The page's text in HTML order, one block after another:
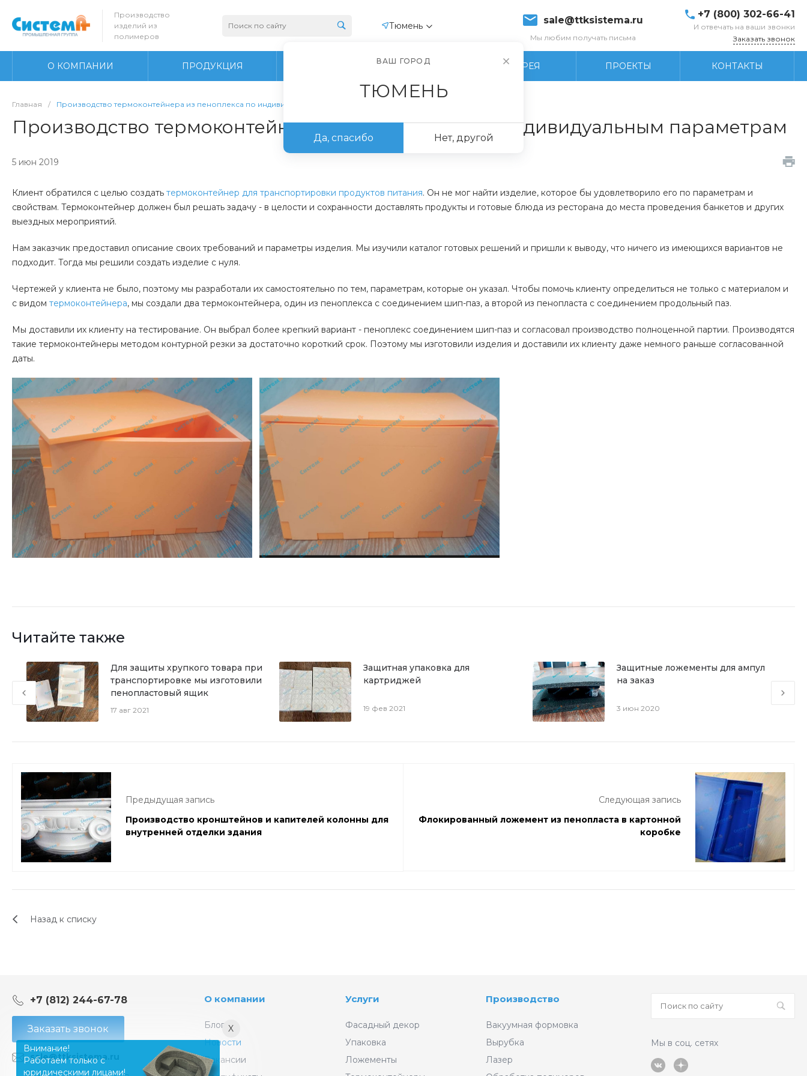
Производство
изделий из
полимеров
Тюмень sale@ttksistema.ru
Мы любим получать письма
+7 (800) 302-66-41
И отвечать на ваши звонки
Заказать звонок
О КОМПАНИИ ПРОДУКЦИЯ ПРОИЗВОДСТВО ФОТОГАЛЕРЕЯ ПРОЕКТЫ КОНТАКТЫ
Главная / Производство термоконтейнера из пеноплекса по индивидуальным параметрам
Производство термоконтейнера из пеноплекса по индивидуальным параметрам
5 июн 2019
Клиент обратился с целью создать термоконтейнер для транспортировки продуктов питания. Он не мог найти изделие, которое бы удовлетворило его по параметрам и
свойствам. Термоконтейнер должен был решать задачу - в целости и сохранности доставлять продукты и готовые блюда из ресторана до места проведения банкетов и других
выездных мероприятий.
Нам заказчик предоставил описание своих требований и параметры изделия. Мы изучили каталог готовых решений и пришли к выводу, что ничего из имеющихся вариантов не
подходит. Тогда мы решили создать изделие с нуля.
Чертежей у клиента не было, поэтому мы разработали их самостоятельно по тем, параметрам, которые он указал. Чтобы помочь клиенту определиться не только с материалом и
с видом термоконтейнера, мы создали два термоконтейнера, один из пеноплекса с соединением шип-паз, а второй из пенопласта с соединением продольный паз.
Мы доставили их клиенту на тестирование. Он выбрал более крепкий вариант - пеноплекс соединением шип-паз и согласовал производство полноценной партии. Производятся
такие термоконтейнеры методом контурной резки за достаточно короткий срок. Поэтому мы изготовили изделия и доставили их клиенту даже немного раньше согласованной
даты.
Читайте также
Для защиты хрупкого товара при
транспортировке мы изготовили
пенопластовый ящик
17 авг 2021
Защитная упаковка для
картриджей
19 фев 2021
Защитные ложементы для ампул
на заказ
3 июн 2020
Предыдущая запись
Производство кронштейнов и капителей колонны для
внутренней отделки здания
Следующая запись
Флокированный ложемент из пенопласта в картонной
коробке
Назад к списку
+7 (812) 244-67-78
Заказать звонок
sale@ttksistema.ru
О компании
Блог
Новости
Вакансии
Услуги
Фасадный декор
Упаковка
Ложементы
Производство
Вакуумная формовка
Вырубка
Лазер
Мы в соц. сетях
X
Внимание!
Работаем только с
юридическими лицами!
ВАШ ГОРОД
ТЮМЕНЬ
Да, спасибо Нет, другой